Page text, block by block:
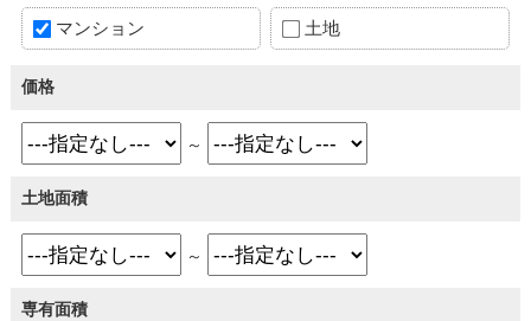
マンション 土地
価格
～
土地面積
～
専有面積